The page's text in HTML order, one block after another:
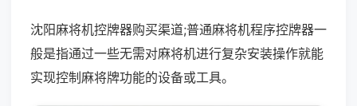
沈阳麻将机控牌器购买渠道;普通麻将机程序控牌器一
般是指通过一些无需对麻将机进行复杂安装操作就能
实现控制麻将牌功能的设备或工具。